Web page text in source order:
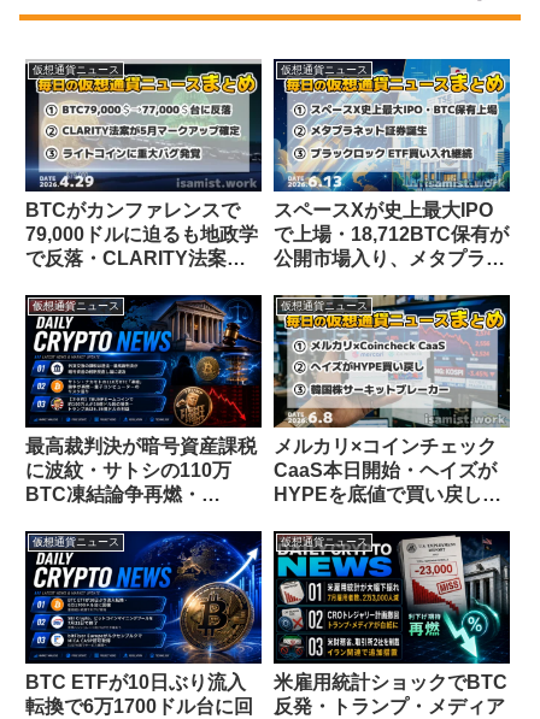
仮想通貨ニュース
BTCがカンファレンスで
79,000ドルに迫るも地政学
で反落・CLARITY法案が5
ース 4/29】
仮想通貨ニュース
スペースXが史上最大IPO
で上場・18,712BTC保有が
公開市場入り、メタプラネ
ュース 26/6/13】
仮想通貨ニュース
最高裁判決が暗号資産課税
に波紋・サトシの110万
BTC凍結論争再燃・
が38億ドル損失【仮想通貨
ニュース 26/7/5】
仮想通貨ニュース
メルカリ×コインチェック
CaaS本日開始・ヘイズが
HYPEを底値で買い戻し
26/6/8】
仮想通貨ニュース
BTC ETFが10日ぶり流入
転換で6万1700ドル台に回
仮想通貨ニュース
米雇用統計ショックでBTC
反発・トランプ・メディア